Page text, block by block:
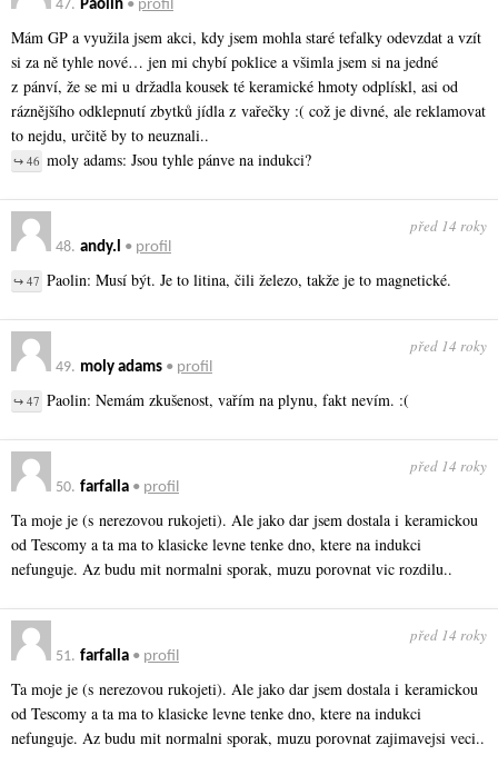
47. Paolin • profil
Mám GP a využila jsem akci, kdy jsem mohla staré tefalky odevzdat a vzít
si za ně tyhle nové… jen mi chybí poklice a všimla jsem si na jedné
z pánví, že se mi u držadla kousek té keramické hmoty odplískl, asi od
ráznějšího odklepnutí zbytků jídla z vařečky :( což je divné, ale reklamovat
to nejdu, určitě by to neuznali..
↪ 46 moly adams: Jsou tyhle pánve na indukci?
48. andy.l • profil
před 14 roky
↪ 47 Paolin: Musí být. Je to litina, čili železo, takže je to magnetické.
49. moly adams • profil
před 14 roky
↪ 47 Paolin: Nemám zkušenost, vařím na plynu, fakt nevím. :(
50. farfalla • profil
před 14 roky
Ta moje je (s nerezovou rukojeti). Ale jako dar jsem dostala i keramickou
od Tescomy a ta ma to klasicke levne tenke dno, ktere na indukci
nefunguje. Az budu mit normalni sporak, muzu porovnat vic rozdilu..
51. farfalla • profil
před 14 roky
Ta moje je (s nerezovou rukojeti). Ale jako dar jsem dostala i keramickou
od Tescomy a ta ma to klasicke levne tenke dno, ktere na indukci
nefunguje. Az budu mit normalni sporak, muzu porovnat zajimavejsi veci..